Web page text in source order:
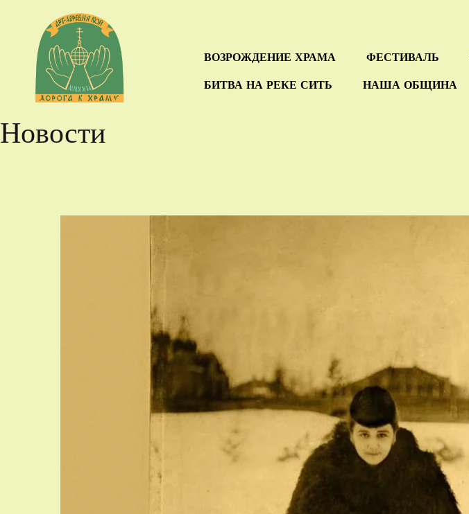
ВОЗРОЖДЕНИЕ ХРАМА ФЕСТИВАЛЬ
БИТВА НА РЕКЕ СИТЬ НАША ОБЩИНА
Новости